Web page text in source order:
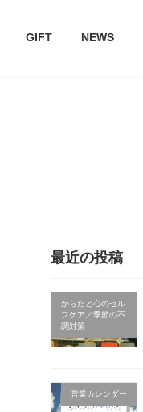
GIFT NEWS
最近の投稿
からだと心のセル
フケア／季節の不
調対策
営業カレンダー